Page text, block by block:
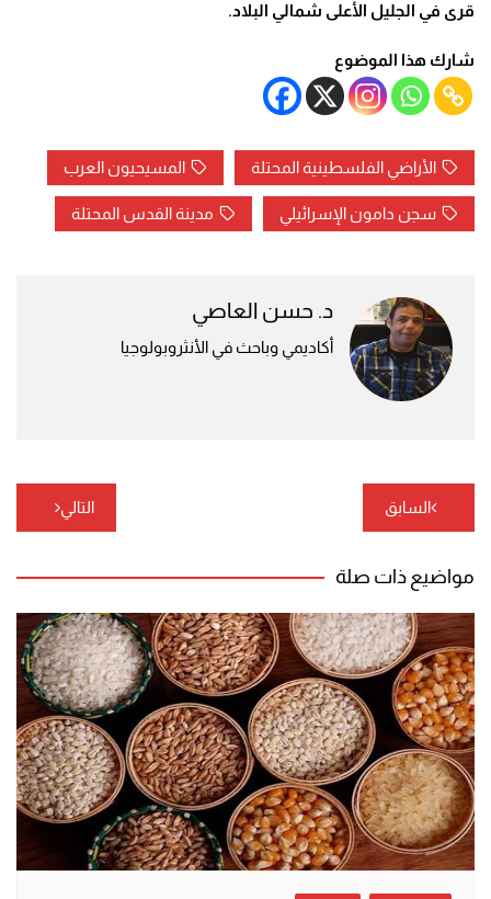
قرى في الجليل الأعلى شمالي البلاد.
شارك هذا الموضوع
الأراضي الفلسطينية المحتلة المسيحيون العرب
سجن دامون الإسرائيلي مدينة القدس المحتلة
د. حسن العاصي
أكاديمي وباحث في الأنثروبولوجيا
تصفّح
المقالات
السابق التالي
مواضيع ذات صلة